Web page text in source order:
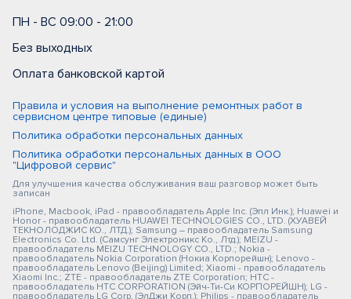
ПН - ВС 09:00 - 21:00
Без выходных
Оплата банковской картой
Правила и условия на выполнение ремонтных работ в
сервисном центре типовые (единые)
Политика обработки персональных данных
Политика обработки персональных данных в ООО
"Цифровой сервис"
Для улучшения качества обслуживания ваш разговор может быть
записан
iPhone, Macbook, iPad - правообладатель Apple Inc. (Эпл Инк.); Huawei и
Honor - правообладатель HUAWEI TECHNOLOGIES CO., LTD. (ХУАВЕЙ
ТЕКНОЛОДЖИС КО., ЛТД.); Samsung – правообладатель Samsung
Electronics Co. Ltd. (Самсунг Электроникс Ко., Лтд.); MEIZU -
правообладатель MEIZU TECHNOLOGY CO., LTD.; Nokia -
правообладатель Nokia Corporation (Нокиа Корпорейшн); Lenovo -
правообладатель Lenovo (Beijing) Limited; Xiaomi - правообладатель
Xiaomi Inc.; ZTE - правообладатель ZTE Corporation; HTC -
правообладатель HTC CORPORATION (Эйч-Ти-Си КОРПОРЕЙШН); LG -
правообладатель LG Corp. (ЭлДжи Корп.); Philips - правообладатель